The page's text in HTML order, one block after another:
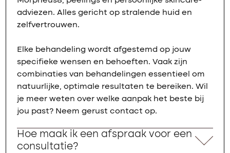
adviezen. Alles gericht op stralende huid en
zelfvertrouwen.
Elke behandeling wordt afgestemd op jouw
specifieke wensen en behoeften. Vaak zijn
combinaties van behandelingen essentieel om
natuurlijke, optimale resultaten te bereiken. Wil
je meer weten over welke aanpak het beste bij
jou past? Neem gerust contact op.
Hoe maak ik een afspraak voor een
consultatie?